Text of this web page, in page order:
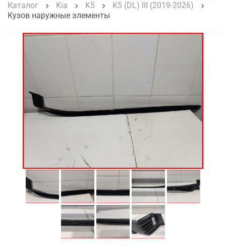
Каталог Kia K5
K5 (DL) III (2019-2026)
Кузов наружные элементы